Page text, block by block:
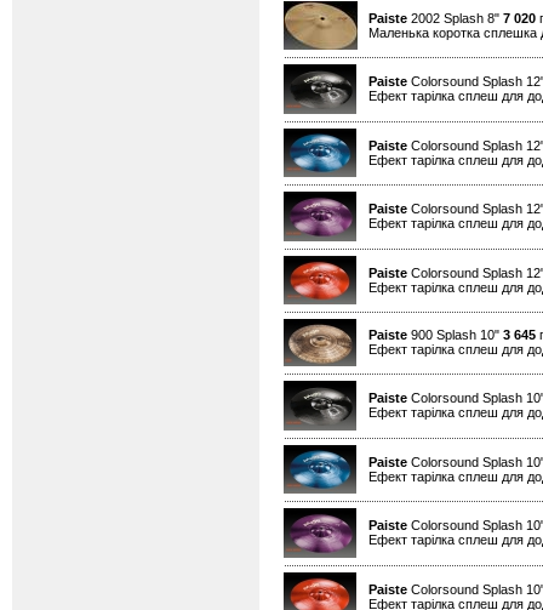
Paiste 2002 Splash 8" 7 020
Маленька коротка сплешка
Paiste Colorsound Splash
Ефект тарілка сплеш для
Paiste Colorsound Splash
Ефект тарілка сплеш для
Paiste Colorsound Splash
Ефект тарілка сплеш для
Paiste Colorsound Splash
Ефект тарілка сплеш для
Paiste 900 Splash 10" 3 645
Ефект тарілка сплеш для
Paiste Colorsound Splash
Ефект тарілка сплеш для
Paiste Colorsound Splash
Ефект тарілка сплеш для
Paiste Colorsound Splash
Ефект тарілка сплеш для
Paiste Colorsound Splash
Ефект тарілка сплеш для